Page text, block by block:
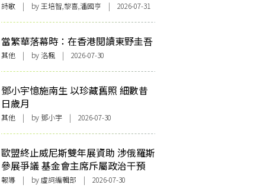
詩歌 | by 王培智,黎喜,潘國亨 | 2026-07-31
當繁華落幕時：在香港閱讀東野圭吾
其他 | by洛楓 | 2026-07-30
鄧小宇憶施南生 以珍藏舊照 細數昔
日歲月
其他 | by 鄧小宇 | 2026-07-30
歐盟終止威尼斯雙年展資助 涉俄羅斯
參展爭議 基金會主席斥屬政治干預
報導 | by 虛詞編輯部 | 2026-07-30